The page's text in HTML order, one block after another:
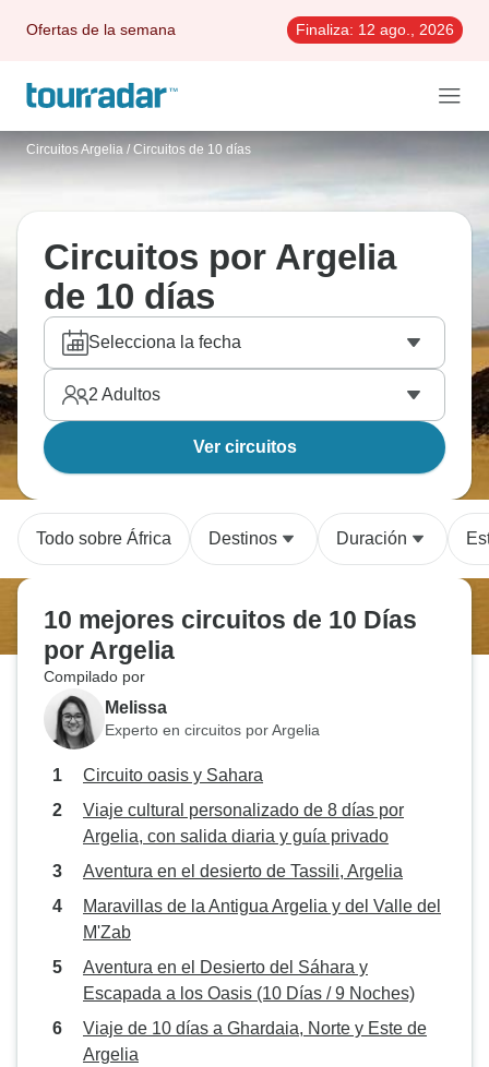
Ofertas de la semana Finaliza: 12 ago., 2026
Circuitos Argelia / Circuitos de 10 días
Circuitos por Argelia
de 10 días
Selecciona la fecha
2 Adultos
Ver circuitos
Todo sobre África Destinos Duración
10 mejores circuitos de 10 Días
por Argelia
Compilado por
Melissa
Experto en circuitos por Argelia
Circuito oasis y Sahara
Viaje cultural personalizado de 8 días por
Argelia, con salida diaria y guía privado
Aventura en el desierto de Tassili, Argelia
Maravillas de la Antigua Argelia y del Valle del
M'Zab
Aventura en el Desierto del Sáhara y
Escapada a los Oasis (10 Días / 9 Noches)
Viaje de 10 días a Ghardaia, Norte y Este de
Argelia